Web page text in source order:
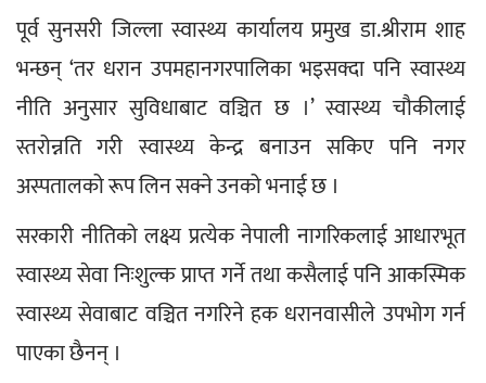
पूर्व सुनसरी जिल्ला स्वास्थ्य कार्यालय प्रमुख डा.श्रीराम शाह
भन्छन् ‘तर धरान उपमहानगरपालिका भइसक्दा पनि स्वास्थ्य
नीति अनुसार सुविधाबाट वञ्चित छ ।’ स्वास्थ्य चौकीलाई
स्तरोन्नति गरी स्वास्थ्य केन्द्र बनाउन सकिए पनि नगर
अस्पतालको रूप लिन सक्ने उनको भनाई छ ।
सरकारी नीतिको लक्ष्य प्रत्येक नेपाली नागरिकलाई आधारभूत
स्वास्थ्य सेवा निःशुल्क प्राप्त गर्ने तथा कसैलाई पनि आकस्मिक
स्वास्थ्य सेवाबाट वञ्चित नगरिने हक धरानवासीले उपभोग गर्न
पाएका छैनन् ।